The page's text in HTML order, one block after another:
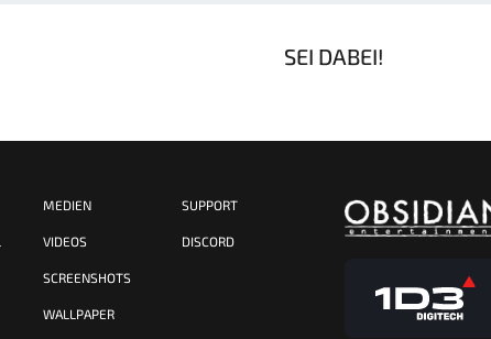
SEI DABEI!
MEDIEN
VIDEOS
SCREENSHOTS
WALLPAPER
SUPPORT
DISCORD